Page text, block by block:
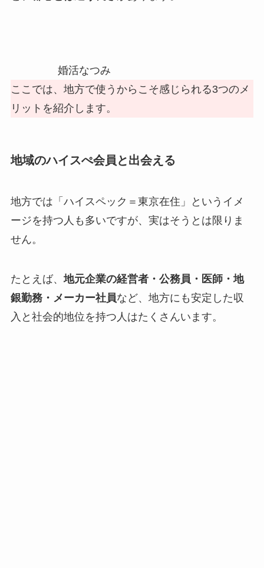
婚活なつみ
ここでは、地方で使うからこそ感じられる3つのメ
リットを紹介します。
地域のハイスぺ会員と出会える
地方では「ハイスペック＝東京在住」というイメ
ージを持つ人も多いですが、実はそうとは限りま
せん。
たとえば、地元企業の経営者・公務員・医師・地
銀勤務・メーカー社員など、地方にも安定した収
入と社会的地位を持つ人はたくさんいます。